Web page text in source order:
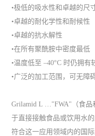
•极低的吸水性和卓越的尺
•卓越的耐化学性和耐候性
•卓越的抗水解性
•在所有聚酰胺中密度最低
•温度低至 –40°C 时仍拥
•广泛的加工范围，可无障
Grilamid L …"FWA"（食品
于直接接触食品或饮用水
符合这一应用领域内的国际